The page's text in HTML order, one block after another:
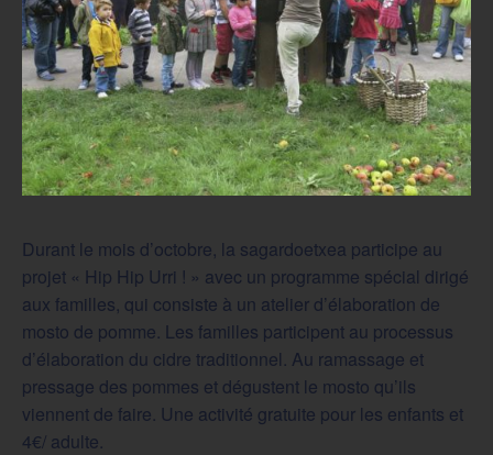
Durant le mois d’octobre, la sagardoetxea participe au
projet « Hip Hip Urri ! » avec un programme spécial dirigé
aux familles, qui consiste à un atelier d’élaboration de
mosto de pomme. Les familles participent au processus
d’élaboration du cidre traditionnel. Au ramassage et
pressage des pommes et dégustent le mosto qu’ils
viennent de faire. Une activité gratuite pour les enfants et
4€/ adulte.